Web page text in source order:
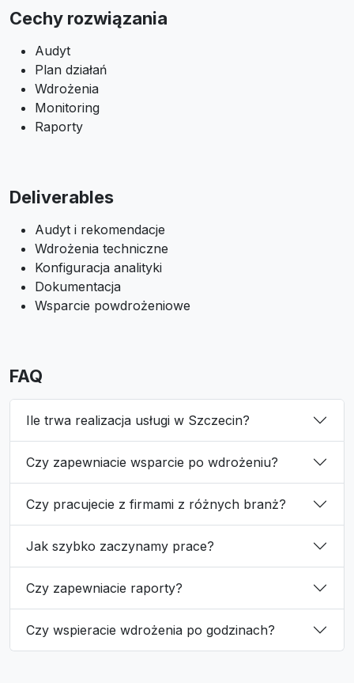
Cechy rozwiązania
Audyt
Plan działań
Wdrożenia
Monitoring
Raporty
Deliverables
Audyt i rekomendacje
Wdrożenia techniczne
Konfiguracja analityki
Dokumentacja
Wsparcie powdrożeniowe
FAQ
Ile trwa realizacja usługi w Szczecin?
Czy zapewniacie wsparcie po wdrożeniu?
Czy pracujecie z firmami z różnych branż?
Jak szybko zaczynamy prace?
Czy zapewniacie raporty?
Czy wspieracie wdrożenia po godzinach?